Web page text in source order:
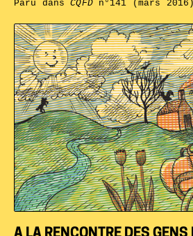
Paru dansCQFDn°141 (mars 2016)